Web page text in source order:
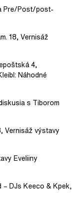
Pre/Post/post-
18, Vernisáž
4,
Náhodné
s Tiborom
Vernisáž výstavy
Eveliiny
– DJs Keeco & Kpek,